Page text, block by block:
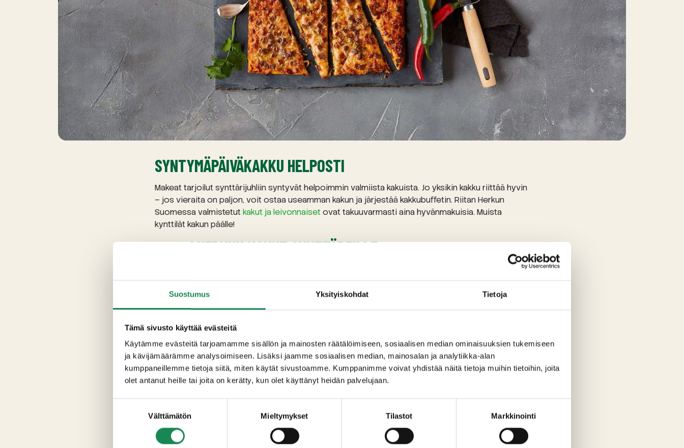
Suostumus Yksityiskohdat Tietoja
Tämä sivusto käyttää evästeitä
Käytämme evästeitä tarjoamamme sisällön ja mainosten räätälöimiseen, sosiaalisen median ominaisuuksien tukemiseen
ja kävijämäärämme analysoimiseen. Lisäksi jaamme sosiaalisen median, mainosalan ja analytiikka-alan
kumppaneillemme tietoja siitä, miten käytät sivustoamme. Kumppanimme voivat yhdistää näitä tietoja muihin tietoihin, joita
olet antanut heille tai joita on kerätty, kun olet käyttänyt heidän palvelujaan.
Välttämätön Mieltymykset Tilastot Markkinointi
SYNTYMÄPÄIVÄKAKKU HELPOSTI
Makeat tarjoilut synttärijuhliin syntyvät helpoimmin valmiista kakuista. Jo yksikin kakku riittää hyvin
– jos vieraita on paljon, voit ostaa useamman kakun ja järjestää kakkubuffetin. Riitan Herkun
Suomessa valmistetutkakut ja leivonnaisetovat takuuvarmasti aina hyvänmakuisia. Muista
kynttilät kakun päälle!
RIITAN HERKUN KAKUT SYNTTÄREILLE:
Kinuskikakku
Mansikkakermakakku
Mangojuustokakku, gluteeniton
Suklaajuustokakku
Katso täältä koko kakkuvalikoimamme!
Löydät meiltä myös gluteenittomia ja vegaanisia tuotteita.